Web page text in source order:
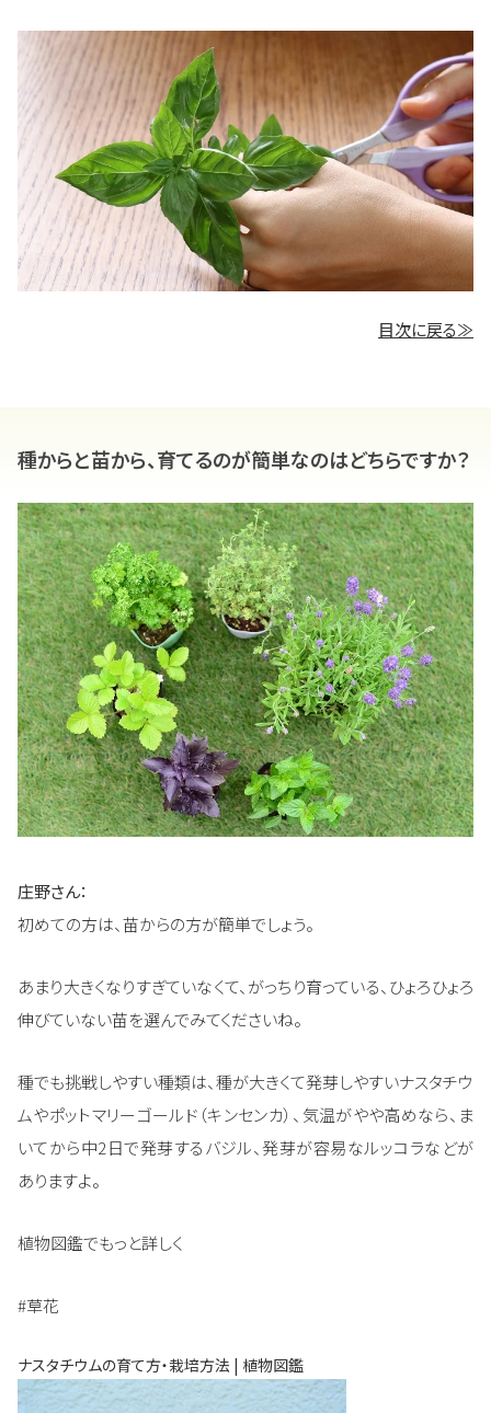
目次に戻る≫
種からと苗から、育てるのが簡単なのはどちらですか？
庄野さん：
初めての方は、苗からの方が簡単でしょう。
あまり大きくなりすぎていなくて、がっちり育っている、ひょろひょろ
伸びていない苗を選んでみてくださいね。
種でも挑戦しやすい種類は、種が大きくて発芽しやすいナスタチウ
ムやポットマリーゴールド（キンセンカ）、気温がやや高めなら、ま
いてから中2日で発芽するバジル、発芽が容易なルッコラなどが
ありますよ。
植物図鑑でもっと詳しく
#草花
ナスタチウムの育て方・栽培方法 | 植物図鑑